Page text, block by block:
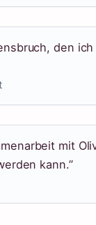
den
mit
kann.”